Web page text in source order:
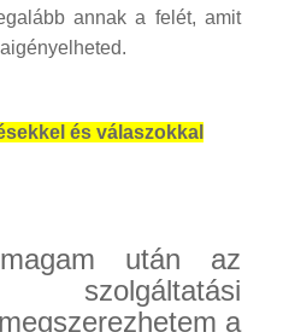
annak a felét, amit
és válaszokkal
után az
szolgáltatási
a